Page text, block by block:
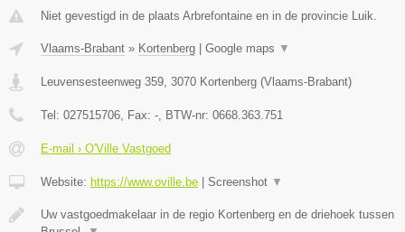
Niet gevestigd in de plaats Arbrefontaine en in de provincie Luik.
Vlaams-Brabant » Kortenberg Google maps ▼
Leuvensesteenweg 359, 3070 Kortenberg (Vlaams-Brabant)
Tel: 027515706, Fax: -, BTW-nr: 0668.363.751
E-mail › O'Ville Vastgoed
Website: https://www.oville.be Screenshot ▼
Uw vastgoedmakelaar in de regio Kortenberg en de driehoek tussen